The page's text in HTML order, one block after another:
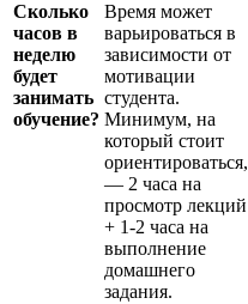
Сколько
часов в
неделю
будет
занимать
обучение?
Время может
варьироваться в
зависимости от
мотивации
студента.
Минимум, на
который стоит
ориентироваться,
— 2 часа на
просмотр лекций
+ 1-2 часа на
выполнение
домашнего
задания.